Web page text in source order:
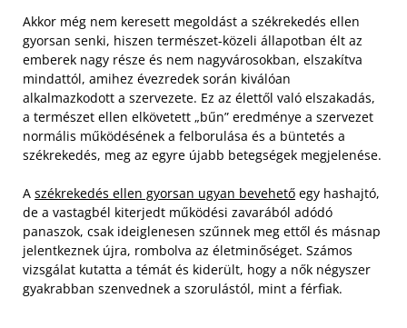
Akkor még nem keresett megoldást a székrekedés ellen
gyorsan senki, hiszen természet-közeli állapotban élt az
emberek nagy része és nem nagyvárosokban, elszakítva
mindattól, amihez évezredek során kiválóan
alkalmazkodott a szervezete. Ez az élettől való elszakadás,
a természet ellen elkövetett „bűn” eredménye a szervezet
normális működésének a felborulása és a büntetés a
székrekedés, meg az egyre újabb betegségek megjelenése.
A székrekedés ellen gyorsan ugyan bevehető egy hashajtó,
de a vastagbél kiterjedt működési zavarából adódó
panaszok, csak ideiglenesen szűnnek meg ettől és másnap
jelentkeznek újra, rombolva az életminőséget. Számos
vizsgálat kutatta a témát és kiderült, hogy a nők négyszer
gyakrabban szenvednek a szorulástól, mint a férfiak.